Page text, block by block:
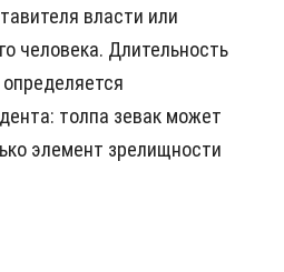
власти или
человека. Длительность
толпа зевак может
элемент зрелищности